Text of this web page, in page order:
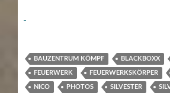
BAUZENTRUM KÖMPF BLACKBOXX
FEUERWERK FEUERWERKSKÖRPER
NICO PHOTOS SILVESTER